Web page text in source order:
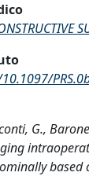
G.,
based